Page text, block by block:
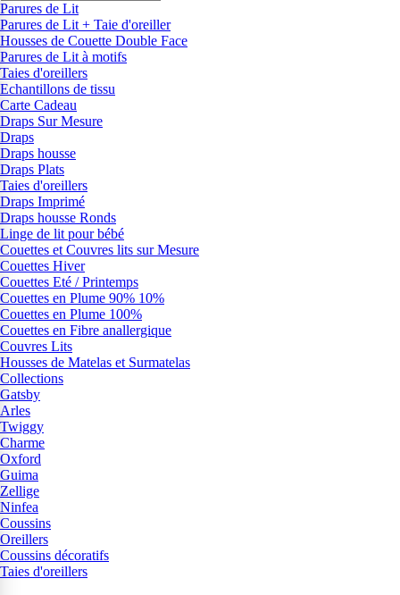
Parures de Lit
Parures de Lit + Taie d'oreiller
Housses de Couette Double Face
Parures de Lit à motifs
Taies d'oreillers
Echantillons de tissu
Carte Cadeau
Draps Sur Mesure
Draps
Draps housse
Draps Plats
Taies d'oreillers
Draps Imprimé
Draps housse Ronds
Linge de lit pour bébé
Couettes et Couvres lits sur Mesure
Couettes Hiver
Couettes Eté / Printemps
Couettes en Plume 90% 10%
Couettes en Plume 100%
Couettes en Fibre anallergique
Couvres Lits
Housses de Matelas et Surmatelas
Collections
Gatsby
Arles
Twiggy
Charme
Oxford
Guima
Zellige
Ninfea
Coussins
Oreillers
Coussins décoratifs
Taies d'oreillers